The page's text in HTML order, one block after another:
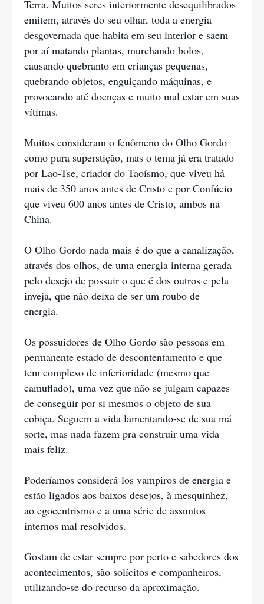
Terra. Muitos seres interiormente desequilibrados
emitem, através do seu olhar, toda a energia
desgovernada que habita em seu interior e saem
por aí matando plantas, murchando bolos,
causando quebranto em crianças pequenas,
quebrando objetos, enguiçando máquinas, e
provocando até doenças e muito mal estar em suas
vítimas.
Muitos consideram o fenômeno do Olho Gordo
como pura superstição, mas o tema já era tratado
por Lao-Tse, criador do Taoísmo, que viveu há
mais de 350 anos antes de Cristo e por Confúcio
que viveu 600 anos antes de Cristo, ambos na
China.
O Olho Gordo nada mais é do que a canalização,
através dos olhos, de uma energia interna gerada
pelo desejo de possuir o que é dos outros e pela
inveja, que não deixa de ser um roubo de
energia.
Os possuidores de Olho Gordo são pessoas em
permanente estado de descontentamento e que
tem complexo de inferioridade (mesmo que
camuflado), uma vez que não se julgam capazes
de conseguir por si mesmos o objeto de sua
cobiça. Seguem a vida lamentando-se de sua má
sorte, mas nada fazem pra construir uma vida
mais feliz.
Poderíamos considerá-los vampiros de energia e
estão ligados aos baixos desejos, à mesquinhez,
ao egocentrismo e a uma série de assuntos
internos mal resolvidos.
Gostam de estar sempre por perto e sabedores dos
acontecimentos, são solícitos e companheiros,
utilizando-se do recurso da aproximação.